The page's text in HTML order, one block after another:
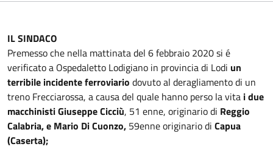
IL SINDACO
Premesso che nella mattinata del 6 febbraio 2020 si é
verificato a Ospedaletto Lodigiano in provincia di Lodi un
terribile incidente ferroviario dovuto al deragliamento di un
treno Frecciarossa, a causa del quale hanno perso la vita i due
macchinisti Giuseppe Cicciù, 51 enne, originario di Reggio
Calabria, e Mario Di Cuonzo, 59enne originario di Capua
(Caserta);